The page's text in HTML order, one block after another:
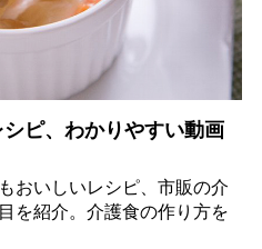
ピ、わかりやすい動画
おいしいレシピ、市販の介
を紹介。介護食の作り方を